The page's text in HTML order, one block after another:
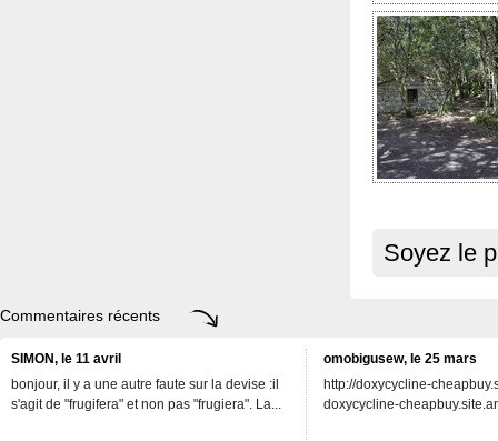
Soyez le
Commentaires récents
SIMON, le 11 avril
bonjour, il y a une autre faute sur la devise :il
s'agit de "frugifera" et non pas "frugiera". La...
omobigusew, le 25 mars
http://doxycycline-
doxycycline-